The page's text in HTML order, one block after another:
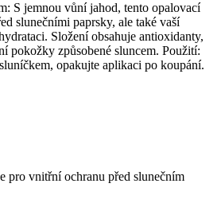
S jemnou vůní jahod, tento opalovací
slunečními paprsky, ale také vaší
Složení obsahuje antioxidanty,
pokožky způsobené sluncem. Použití:
opakujte aplikaci po koupání.